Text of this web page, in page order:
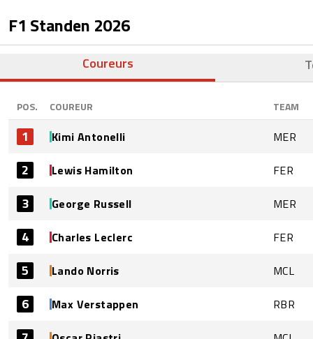
F1 Standen 2026
Coureurs
POS. COUREUR TEAM
1 Kimi Antonelli MER
2 Lewis Hamilton FER
3 George Russell MER
4 Charles Leclerc FER
5 Lando Norris MCL
6 Max Verstappen RBR